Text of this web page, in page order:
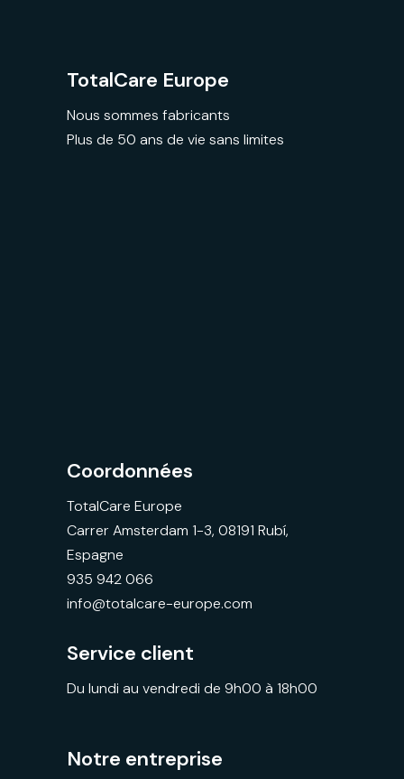
TotalCare Europe
Nous sommes fabricants
Plus de 50 ans de vie sans limites
Coordonnées
TotalCare Europe
Carrer Amsterdam 1-3, 08191 Rubí,
Espagne
935 942 066
info@totalcare-europe.com
Service client
Du lundi au vendredi de 9h00 à 18h00
Notre entreprise